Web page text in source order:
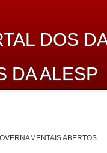
DOS
DA ALESP
ABERTOS